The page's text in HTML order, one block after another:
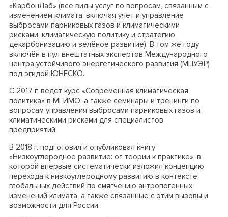
«КарбонЛаб» (все виды услуг по вопросам, связанным с
изменением климата, включая учёт и управление
выбросами парниковых газов и климатическими
рисками, климатическую политику и стратегию,
декарбонизацию и зелёное развитие). В том же году
включён в пул внештатных экспертов Международного
центра устойчивого энергетического развития (МЦУЭР)
под эгидой ЮНЕСКО.
С 2017 г. ведёт курс «Современная климатическая
политика» в МГИМО, а также семинары и тренинги по
вопросам управления выбросами парниковых газов и
климатическими рисками для специалистов
предприятий.
В 2018 г. подготовил и опубликовал книгу
«Низкоуглеродное развитие: от теории к практике», в
которой впервые систематически изложил концепцию
перехода к низкоуглеродному развитию в контексте
глобальных действий по смягчению антропогенных
изменений климата, а также связанные с этим вызовы и
возможности для России.